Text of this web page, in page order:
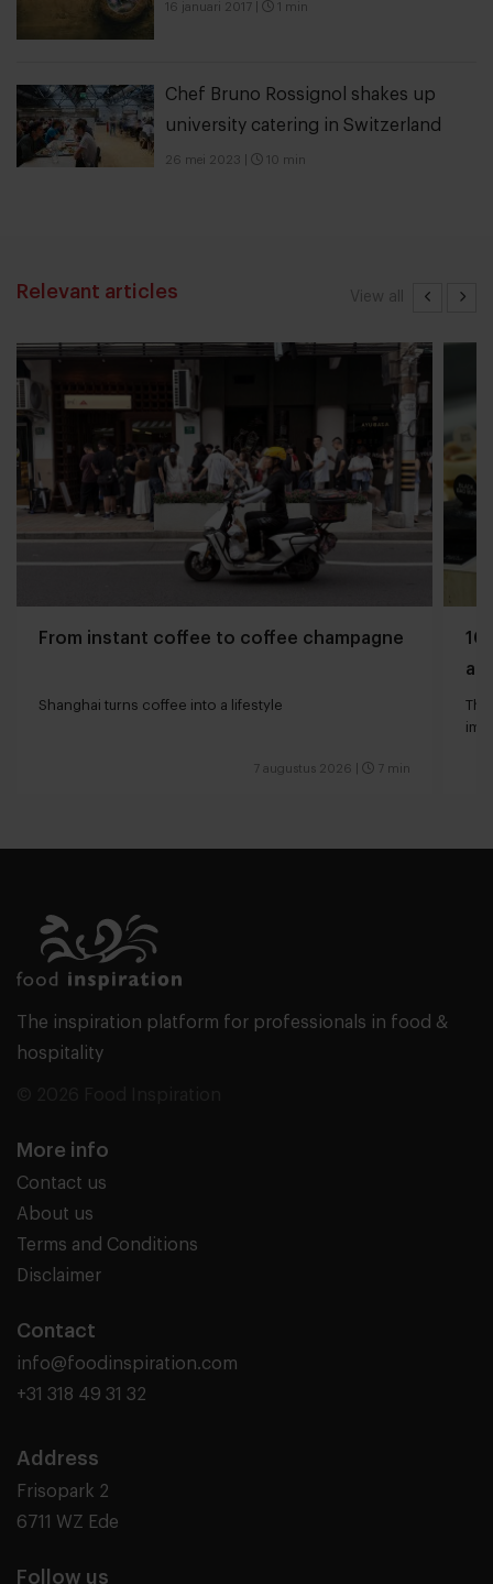
16 januari 2017 1 min
Chef Bruno Rossignol shakes up
university catering in Switzerland
26 mei 2023 10 min
View all
Relevant articles
From instant coffee to coffee champagne
Shanghai turns coffee into a lifestyle
7 augustus 2026 7 min
10
The inspiration platform for professionals in food &
hospitality
More info
Contact us
About us
Terms and Conditions
Disclaimer
Contact
info@foodinspiration.com
+31 318 49 31 32
Address
Frisopark 2
6711 WZ Ede
Follow us